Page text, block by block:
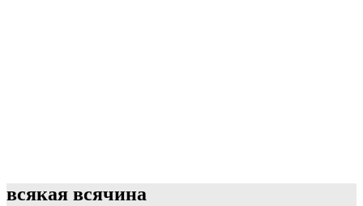
всякая всячина